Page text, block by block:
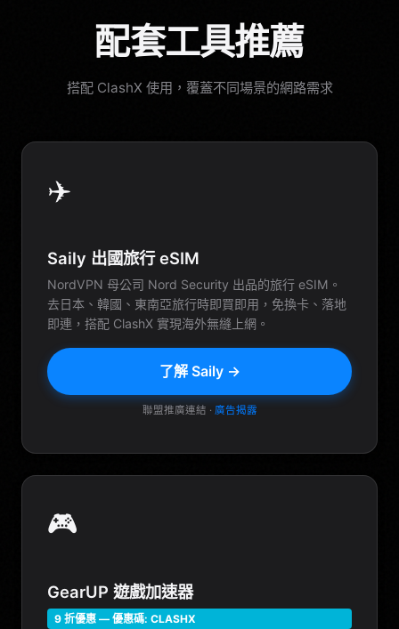
配套工具推薦
搭配 ClashX 使用，覆蓋不同場景的網路需求
✈️
Saily 出國旅行 eSIM
NordVPN 母公司 Nord Security 出品的旅行 eSIM。
去日本、韓國、東南亞旅行時即買即用，免換卡、落地
即連，搭配 ClashX 實現海外無縫上網。
了解 Saily →
聯盟推廣連結 · 廣告揭露
🎮
GearUP 遊戲加速器
9 折優惠 — 優惠碼: CLASHX